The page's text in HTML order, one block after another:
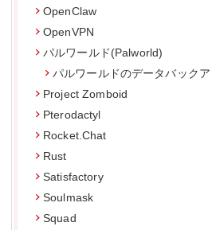
OpenClaw
OpenVPN
パルワールド(Palworld)
パルワールドのデータバック
Project Zomboid
Pterodactyl
Rocket.Chat
Rust
Satisfactory
Soulmask
Squad